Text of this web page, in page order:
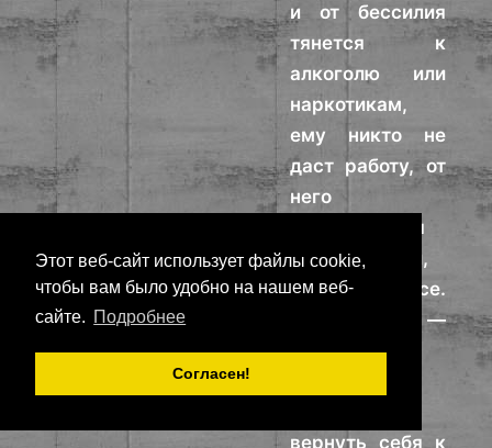
Этот веб-сайт использует файлы cookie,
чтобы вам было удобно на нашем веб-
сайте. Подробнее
Согласен!
и от бессилия
тянется к
алкоголю или
наркотикам,
ему никто не
даст работу, от
него
отказываются
родственники,
он теряет все.
Центр —
последняя
вернуть себя к